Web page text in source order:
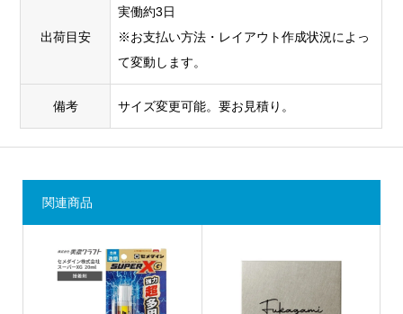
出荷目安
実働約3日
※お支払い方法・レイアウト作成状況によっ
て変動します。
備考 サイズ変更可能。要お見積り。
関連商品